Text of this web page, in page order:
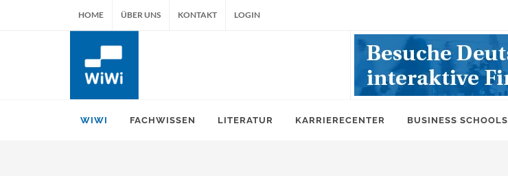
HOME ÜBER UNS KONTAKT LOGIN
WIWI FACHWISSEN LITERATUR KARRIERECENTER BUSINESS SCHOOLS